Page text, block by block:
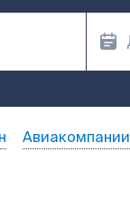
Авиакомпании